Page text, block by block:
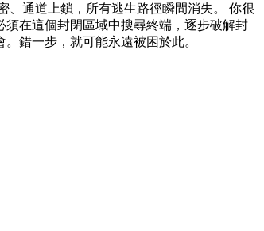
通道上鎖，所有逃生路徑瞬間消失。 你很
在這個封閉區域中搜尋終端，逐步破解封
錯一步，就可能永遠被困於此。